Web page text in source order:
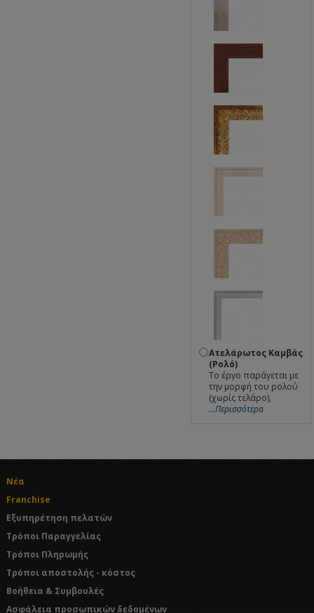
Ατελάρωτος Καμβάς
(Ρολό)
Το έργο παράγεται με
την μορφή του ρολού
(χωρίς τελάρο),
...Περισσότερα
Νέα
Franchise
Εξυπηρέτηση πελατών
Τρόποι Παραγγελίας
Τρόποι Πληρωμής
Τρόποι αποστολής - κόστος
Βοήθεια & Συμβουλές
Ασφάλεια προσωπικών δεδομένων